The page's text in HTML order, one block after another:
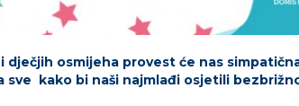
dječjih osmijeha provest će nas
a sve kako bi naši najmlađi osjetili